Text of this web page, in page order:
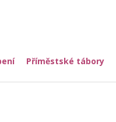
Příměstské tábory